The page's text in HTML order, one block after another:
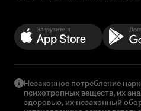
Незаконное потребление
психотропных веществ, их
здоровью, их незаконный